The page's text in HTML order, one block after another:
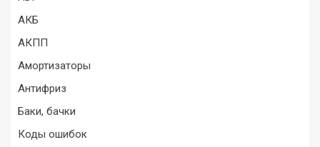
АКБ
АКПП
Амортизаторы
Антифриз
Баки, бачки
Коды ошибок